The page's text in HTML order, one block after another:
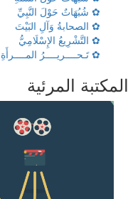
✿ شُبُهَاتٌ حَوْلَ النَّبِيِّ
✿ الصحابةُ وَآلِ البَيْتَ
✿ التَّشْرِيعُ الإِسْلَامِيُّ
✿ تَـحــــريــــرُ المــــرأَةِ
المكتبة المرئية